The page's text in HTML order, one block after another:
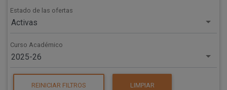
Estado de las ofertas
Activas
Curso Académico
2025-26
REINICIAR FILTROS LIMPIAR